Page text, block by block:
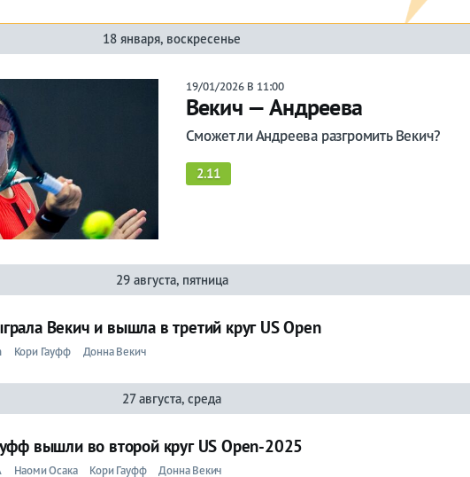
18 января, воскресенье
19/01/2026 В 11:00
Векич — Андреева
Сможет ли Андреева разгромить Векич?
2.11
29 августа, пятница
Векич и вышла в третий круг US Open
Кори Гауфф Донна Векич
27 августа, среда
вышли во второй круг US Open-2025
Наоми Осака Кори Гауфф Донна Векич